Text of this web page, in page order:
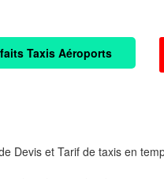
Taxis Aéroports
Devis et Tarif de taxis en